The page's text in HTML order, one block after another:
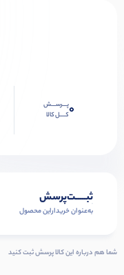
0پـــرســـش
کــــل کالا
ثبـــــت‌پرسش
به‌عنوان ‌خریدار‌این‌ محصول
شما هم درباره این کالا پرسش ثبت کنید